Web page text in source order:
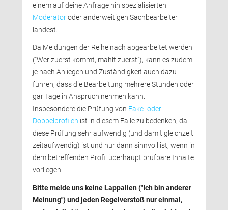
einem auf deine Anfrage hin spezialisierten
Moderatoroder anderweitigen Sachbearbeiter
landest.
Da Meldungen der Reihe nach abgearbeitet werden
("Wer zuerst kommt, mahlt zuerst"), kann es zudem
je nach Anliegen und Zuständigkeit auch dazu
führen, dass die Bearbeitung mehrere Stunden oder
gar Tage in Anspruch nehmen kann.
Insbesondere die Prüfung von Fake- oder
Doppelprofilen ist in diesem Falle zu bedenken, da
diese Prüfung sehr aufwendig (und damit gleichzeit
zeitaufwendig) ist und nur dann sinnvoll ist, wenn in
dem betreffenden Profil überhaupt prüfbare Inhalte
vorliegen.
Bitte melde uns keine Lappalien ("Ich bin anderer
Meinung") und jeden Regelverstoß nur einmal,